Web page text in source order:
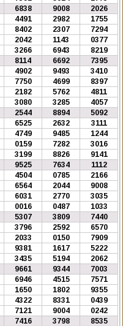
6838 9008
2026
4491 2982
1755
8402 2307
7294
2042 1143
0377
3266 6943
8219
8114 6692
7395
4902 9493
3410
7750 4699
8397
2182 5762
4811
3080 3285
4057
2544 8894
5092
6525 2632
3111
4749 9485
1244
0159 7282
3016
3199 8826
9141
9525 7634
1112
4504 0785
2166
6564 2044
9008
6031 2770
3035
0016 0487
1033
5307 3809
7440
3796 2592
6570
2033 0150
7909
9381 1617
5222
3435 5194
2062
9661 9344
7003
6946 4515
7571
1650 1802
9355
4322 8331
0439
7121 9004
0242
7416 3798
8535